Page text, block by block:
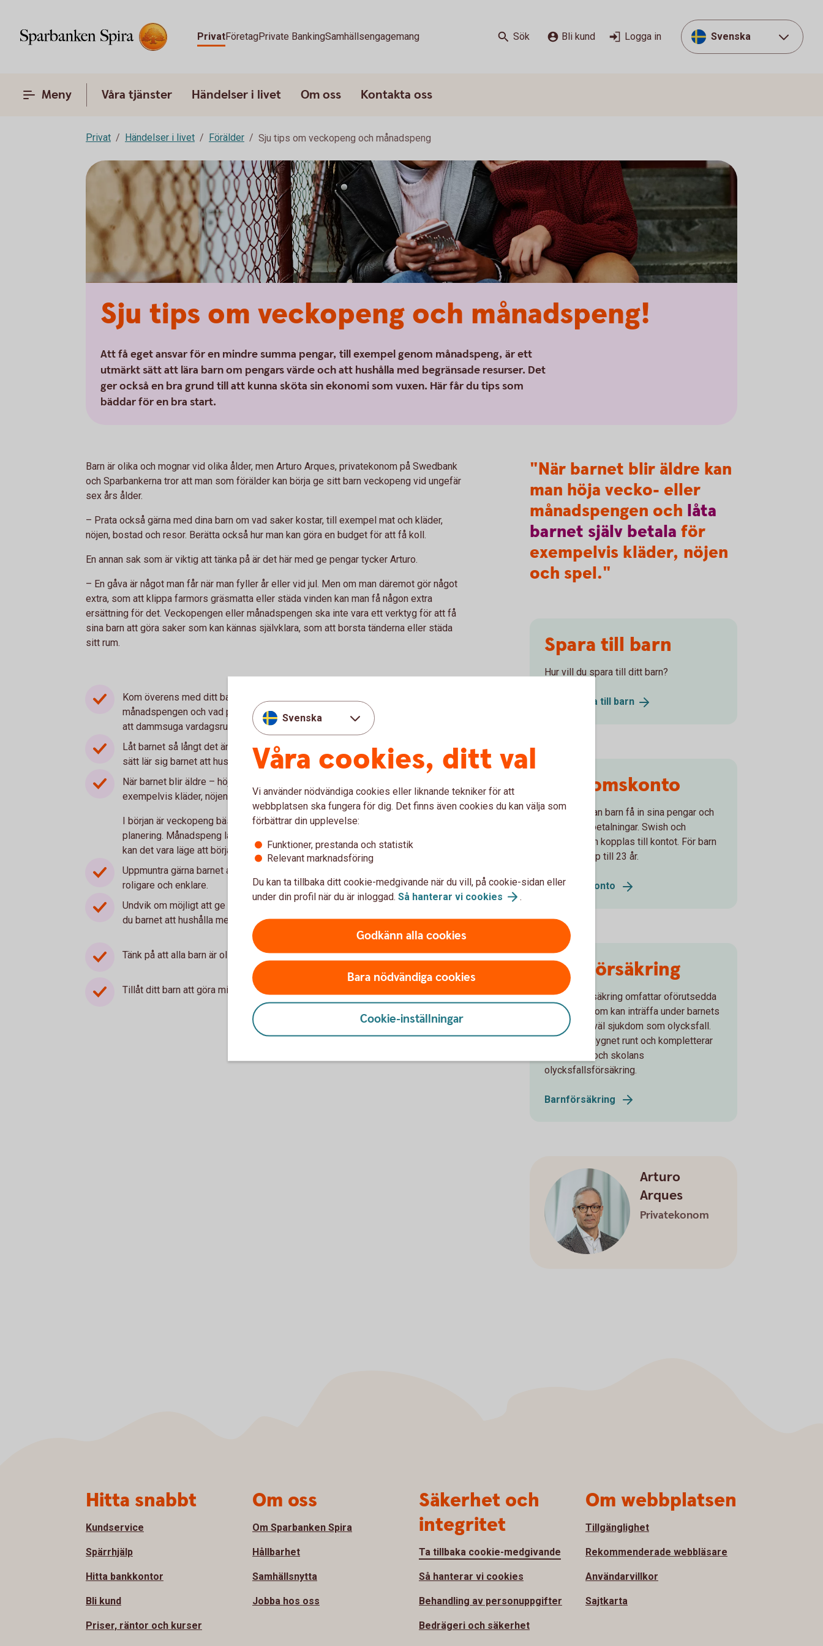
PrivatFöretagPrivate BankingSamhällsengagemang Sök Bli kund Logga in Svenska
Meny Våra tjänster Händelser i livet Om oss Kontakta oss
Privat Händelser i livet Förälder Sju tips om veckopeng och månadspeng
Sju tips om veckopeng och månadspeng!
Att få eget ansvar för en mindre summa pengar, till exempel genom månadspeng, är ett
utmärkt sätt att lära barn om pengars värde och att hushålla med begränsade resurser. Det
ger också en bra grund till att kunna sköta sin ekonomi som vuxen. Här får du tips som
bäddar för en bra start.
Barn är olika och mognar vid olika ålder, men Arturo Arques, privatekonom på Swedbank
och Sparbankerna tror att man som förälder kan börja ge sitt barn veckopeng vid ungefär
sex års ålder.
– Prata också gärna med dina barn om vad saker kostar, till exempel mat och kläder,
nöjen, bostad och resor. Berätta också hur man kan göra en budget för att få koll.
En annan sak som är viktig att tänka på är det här med ge pengar tycker Arturo.
– En gåva är något man får när man fyller år eller vid jul. Men om man däremot gör något
extra, som att klippa farmors gräsmatta eller städa vinden kan man få någon extra
ersättning för det. Veckopengen eller månadspengen ska inte vara ett verktyg för att få
sina barn att göra saker som kan kännas självklara, som att borsta tänderna eller städa
sitt rum.
Kom överens med ditt barn om vilka förväntningar som är kopplade till vecko- eller
månadspengen och vad pengarna ska räcka till. Ska barnet göra en motprestation, som
att dammsuga vardagsrummet eller hjälpa till med matlagning?
Låt barnet så långt det är möjligt att själv ansvara för sin vecko- eller månadspeng. På så
sätt lär sig barnet att hushålla med pengar och förstå pengars värde.
När barnet blir äldre – höj vecko- eller månadspengen och låt barnet själv betala för
exempelvis kläder, nöjen och spel.
I början är veckopeng bäst eftersom små barn har svårt med tidsuppfattning och
planering. Månadspeng lämpar sig bättre för de äldre barnen. När barnen är runt 10–12 år
kan det vara läge att börja med månadspeng.
Uppmuntra gärna barnet att spara en del av sina pengar. Med konkreta sparmål blir det
roligare och enklare.
Undvik om möjligt att ge mer pengar när vecko- eller månadspengen är slut. På så sätt lär
du barnet att hushålla med begränsade resurser.
Tänk på att alla barn är olika. Anpassa regler och ansvar efter barnets mognad.
Tillåt ditt barn att göra misstag – det lär man sig också av.
"När barnet blir äldre kan
man höja vecko- eller
månadspengen och låta
barnet själv betala för
exempelvis kläder, nöjen
och spel."
Spara till barn
Hur vill du spara till ditt barn?
Börja spara till barn
Ungdomskonto
På kontot kan barn få in sina pengar och
sköta sina betalningar. Swish och
bankkort kan kopplas till kontot. För barn
och unga upp till 23 år.
Ungdomskonto
Barnförsäkring
Vår barnförsäkring omfattar oförutsedda
händelser som kan inträffa under barnets
uppväxt, såväl sjukdom som olycksfall.
Den gäller dygnet runt och kompletterar
förskolans och skolans
olycksfallsförsäkring.
Barnförsäkring
Arturo
Arques
Privatekonom
Svenska
Våra cookies, ditt val
Vi använder nödvändiga cookies eller liknande tekniker för att
webbplatsen ska fungera för dig. Det finns även cookies du kan välja som
förbättrar din upplevelse:
Funktioner, prestanda och statistik
Relevant marknadsföring
Du kan ta tillbaka ditt cookie-medgivande när du vill, på cookie-sidan eller
under din profil när du är inloggad. Så hanterar vi cookies .
Godkänn alla cookies
Bara nödvändiga cookies
Cookie-inställningar
Hitta snabbt
Kundservice
Spärrhjälp
Hitta bankkontor
Bli kund
Priser, räntor och kurser
Om oss
Om Sparbanken Spira
Hållbarhet
Samhällsnytta
Jobba hos oss
Säkerhet och
integritet
Ta tillbaka cookie-medgivande
Så hanterar vi cookies
Behandling av personuppgifter
Bedrägeri och säkerhet
Om webbplatsen
Tillgänglighet
Rekommenderade webbläsare
Användarvillkor
Sajtkarta